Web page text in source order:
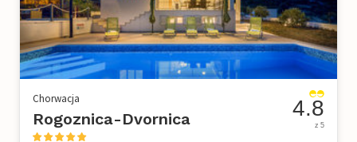
Chorwacja
Rogoznica-Dvornica 4.8
z 5